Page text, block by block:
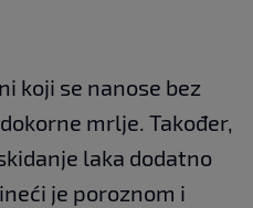
koji se nanose bez
mrlje. Također,
laka dodatno
je poroznom i